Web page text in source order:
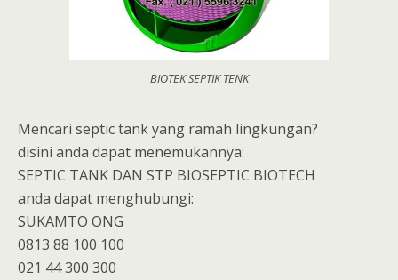
BIOTEK SEPTIK TENK
Mencari septic tank yang ramah lingkungan?
disini anda dapat menemukannya:
SEPTIC TANK DAN STP BIOSEPTIC BIOTECH
anda dapat menghubungi:
SUKAMTO ONG
0813 88 100 100
021 44 300 300